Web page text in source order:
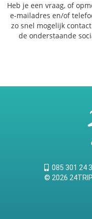
Heb je een vraag, of
e-mailadres en/of
zo snel mogelijk
de onderstaande
085 301 24
© 2026